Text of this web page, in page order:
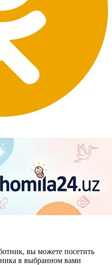
вы можете посетить
в выбранном вами